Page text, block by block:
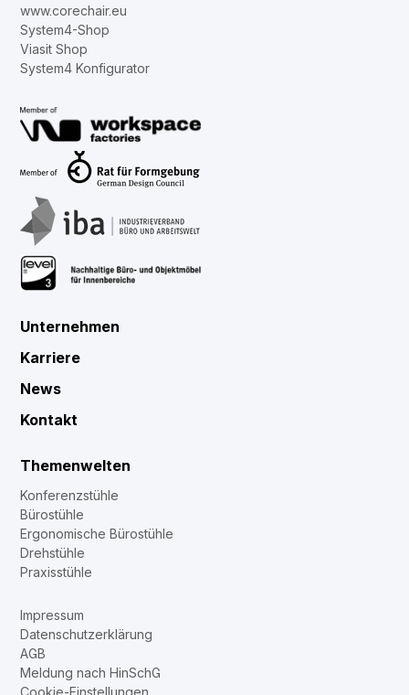
www.corechair.eu
System4-Shop
Viasit Shop
System4 Konfigurator
Unternehmen
Karriere
News
Kontakt
Themenwelten
Konferenzstühle
Bürostühle
Ergonomische Bürostühle
Drehstühle
Praxisstühle
Impressum
Datenschutzerklärung
AGB
Meldung nach HinSchG
Cookie‑Einstellungen